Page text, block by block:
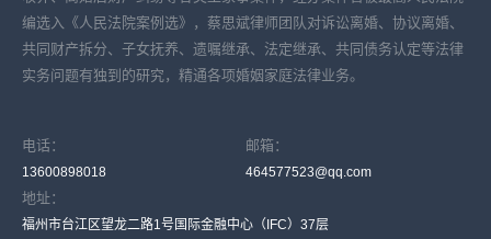
编选入《人民法院案例选》，蔡思斌律师团队对诉讼离婚、协议离婚、
共同财产拆分、子女抚养、遗嘱继承、法定继承、共同债务认定等法律
实务问题有独到的研究，精通各项婚姻家庭法律业务。
电话：
13600898018
邮箱：
464577523@qq.com
地址：
福州市台江区望龙二路1号国际金融中心（IFC）37层